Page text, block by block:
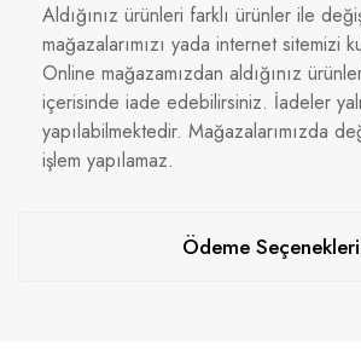
Aldığınız ürünleri farklı ürünler ile
mağazalarımızı yada internet sitemizi
Online mağazamızdan aldığınız
içerisinde iade edebilirsiniz. İadeler
yapılabilmektedir. Mağazalarımızda
işlem yapılamaz.
Ödeme Seçenekleri